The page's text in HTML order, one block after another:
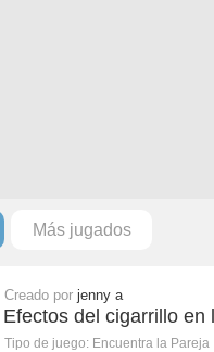
Más jugados
Creado por jenny a
Efectos del cigarrillo en
Tipo de juego: Encuentra la Pareja